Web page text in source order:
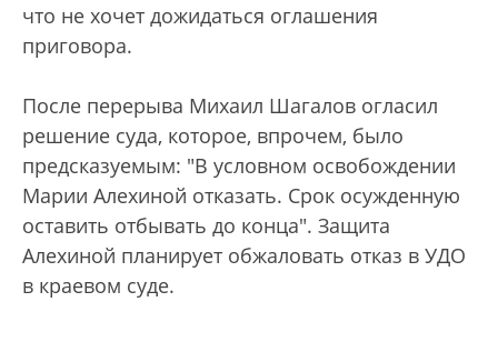
что не хочет дожидаться оглашения
приговора.
После перерыва Михаил Шагалов огласил
решение суда, которое, впрочем, было
предсказуемым: "В условном освобождении
Марии Алехиной отказать. Срок осужденную
оставить отбывать до конца". Защита
Алехиной планирует обжаловать отказ в УДО
в краевом суде.